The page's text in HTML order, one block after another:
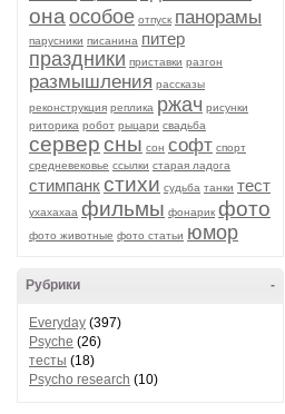
она особое отпуск панорамы
парусники писанина питер
праздники приставки разгон
размышления рассказы
реконструкция реплика ржач рисунки
риторика робот рыцари свадьба
серверсны сон софт спорт
средневековье ссылки старая ладога
стимпанкстихи судьба танки тест
ухахахаа фильмы фонарик фото
фото животные фото статьи юмор
-
Рубрики
Everyday (397)
Psyche (26)
тесты (18)
Psycho research (10)